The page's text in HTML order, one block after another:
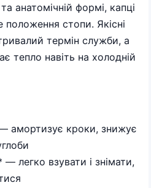
анатомічній формі, капці
стопи. Якісні
термін служби, а
тепло навіть на холодній
амортизує кроки, знижує
легко взувати і знімати,